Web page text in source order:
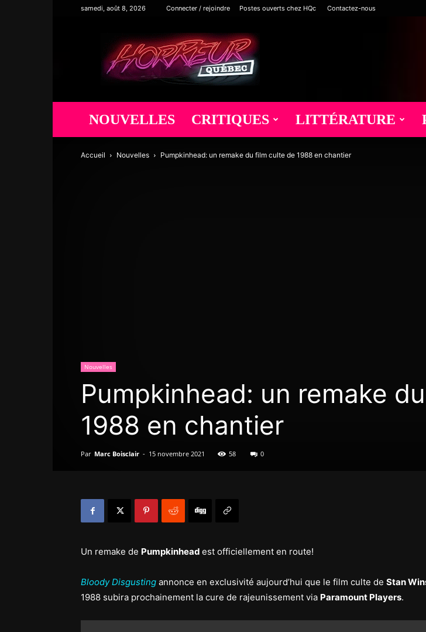
samedi, août 8, 2026 Connecter / rejoindre Postes ouverts chez HQc Contactez-nous
Horreur
Québec
NOUVELLES CRITIQUES LITTÉRATURE
Accueil Nouvelles Pumpkinhead: un remake du film culte de 1988 en chantier
Nouvelles
Pumpkinhead: un remake
1988 en chantier
Par Marc Boisclair - 15 novembre 2021 58 0
Un remake de Pumpkinhead est officiellement en route!
Bloody Disgusting annonce en exclusivité aujourd’hui que le film culte de Stan
1988 subira prochainement la cure de rajeunissement via Paramount Players.